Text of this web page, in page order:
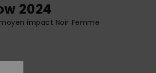
2024
impact Noir Femme